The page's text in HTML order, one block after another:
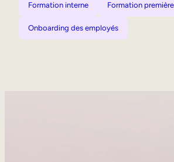
Formation interne Formation
Onboarding des employés